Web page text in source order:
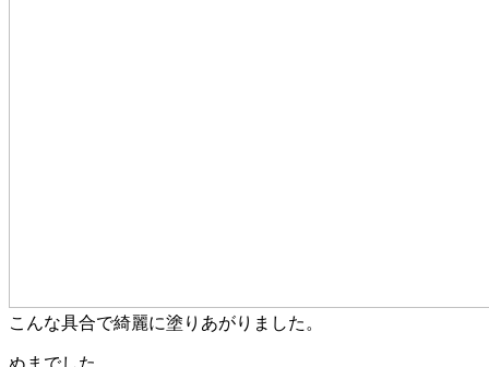
こんな具合で綺麗に塗りあがりました。
ぬまでした